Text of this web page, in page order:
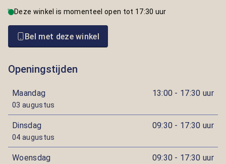
Deze winkel is momenteel open tot 17:30 uur
Bel met deze winkel
Openingstijden
Maandag
03 augustus
13:00 - 17:30 uur
Dinsdag
04 augustus
09:30 - 17:30 uur
Woensdag 09:30 - 17:30 uur